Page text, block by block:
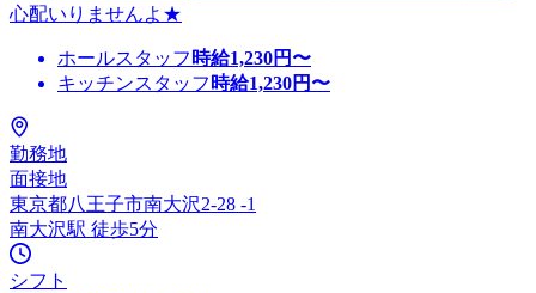
心配いりませんよ★
ホールスタッフ 時給1,230円〜
キッチンスタッフ 時給1,230円〜
勤務地
面接地
東京都八王子市南大沢2-28 -1
南大沢駅 徒歩5分
シフト